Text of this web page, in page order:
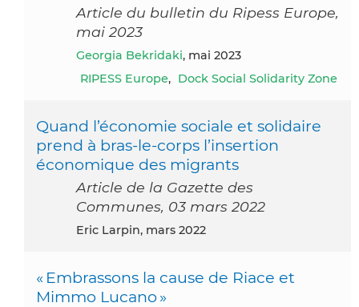
Article du bulletin du Ripess Europe,
mai 2023
Georgia Bekridaki, mai 2023
RIPESS Europe, Dock Social Solidarity Zone
Quand l’économie sociale et solidaire
prend à bras-le-corps l’insertion
économique des migrants
Article de la Gazette des
Communes, 03 mars 2022
Eric Larpin, mars 2022
« Embrassons la cause de Riace et
Mimmo Lucano »